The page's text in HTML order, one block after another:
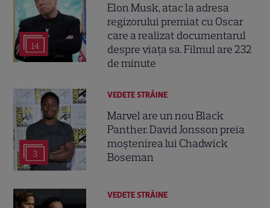
14
Elon Musk, atac la adresa
regizorului premiat cu Oscar
care a realizat documentarul
despre viața sa. Filmul are 232
de minute
3
VEDETE STRĂINE
Marvel are un nou Black
Panther. David Jonsson preia
moștenirea lui Chadwick
Boseman
VEDETE STRĂINE